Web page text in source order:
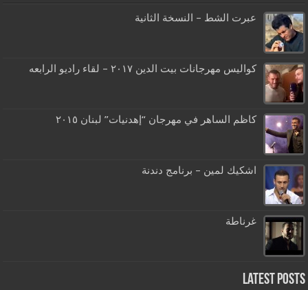
عبرت الشط – النسخة الثانية
كواليس مهرجانات بيت الدين ٢٠١٧ – لقاء راديو الرابعه
كاظم الساهر في مهرجان “إهدنيات” لبنان ٢٠١٥
اشكيك لمين – برنامج دندنة
غرناطة
Latest Posts